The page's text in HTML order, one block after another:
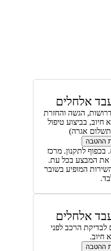
אלחלים
הגשה והחזרת
בביצוע טיפול
אגרה)
לתקנון. מרכז
המבצע בכל עת.
המופיע בשובר
אלחלים
הרכב לפני